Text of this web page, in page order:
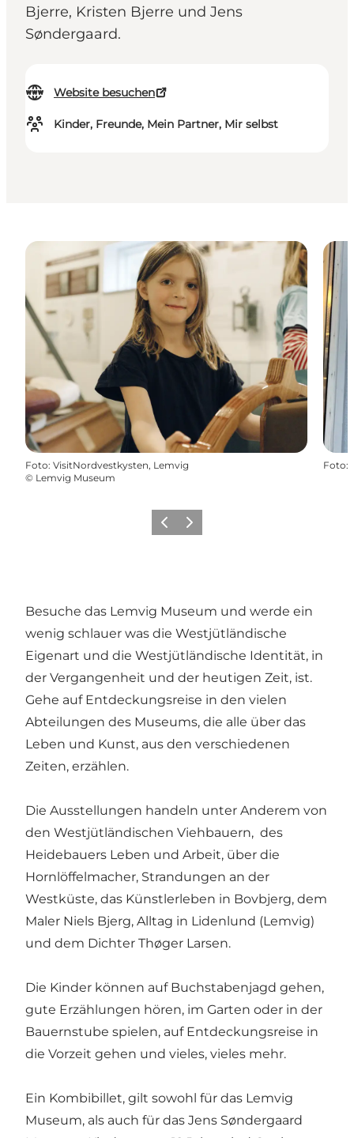
Bjerre, Kristen Bjerre und Jens
Søndergaard.
Website besuchen
Kinder, Freunde, Mein Partner, Mir selbst
Foto: VisitNordvestkysten, Lemvig
© Lemvig Museum
Foto:
Vorherige Folie
Nächste Folie
Besuche das Lemvig Museum und werde ein
wenig schlauer was die Westjütländische
Eigenart und die Westjütländische Identität, in
der Vergangenheit und der heutigen Zeit, ist.
Gehe auf Entdeckungsreise in den vielen
Abteilungen des Museums, die alle über das
Leben und Kunst, aus den verschiedenen
Zeiten, erzählen.
Die Ausstellungen handeln unter Anderem von
den Westjütländischen Viehbauern, des
Heidebauers Leben und Arbeit, über die
Hornlöffelmacher, Strandungen an der
Westküste, das Künstlerleben in Bovbjerg, dem
Maler Niels Bjerg, Alltag in Lidenlund (Lemvig)
und dem Dichter Thøger Larsen.
Die Kinder können auf Buchstabenjagd gehen,
gute Erzählungen hören, im Garten oder in der
Bauernstube spielen, auf Entdeckungsreise in
die Vorzeit gehen und vieles, vieles mehr.
Ein Kombibillet, gilt sowohl für das Lemvig
Museum, als auch für das Jens Søndergaard